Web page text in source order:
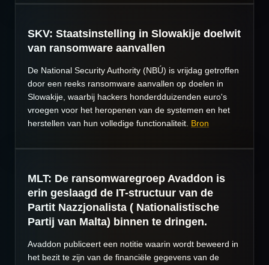
SKV: Staatsinstelling in Slowakije doelwit
van ransomware aanvallen
De National Security Authority (NBÚ) is vrijdag getroffen
door een reeks ransomware aanvallen op doelen in
Slowakije, waarbij hackers honderdduizenden euro's
vroegen voor het heropenen van de systemen en het
herstellen van hun volledige functionaliteit. Bron
MLT: De ransomwaregroep Avaddon is
erin geslaagd de IT-structuur van de
Partit Nazzjonalista ( Nationalistische
Partij van Malta) binnen te dringen.
Avaddon publiceert een notitie waarin wordt beweerd in
het bezit te zijn van de financiële gegevens van de